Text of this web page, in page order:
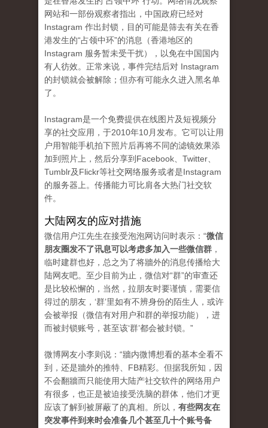
网站和一部份观察者指出，中国政府已经对
Instagram 作出封锁，目的可能是筛去有关在香
港发生的“占领中环”的消息（香港地区的
Instagram 服务暂未受干扰），以免在中国国内
有人彷效。正常来说，事件完结后对 Instagram
的封锁就会被解除；但亦有可能永久进入黑名单
了。
Instagram是一个免费提供在线图片及短视频分
享的社交应用，于2010年10月发布。它可以让用
户用智能手机拍下照片后再将不同的滤镜效果添
加到照片上，然后分享到Facebook、Twitter、
Tumblr及Flickr等社交网络服务或者是Instagram
的服务器上。传播能力可比肩各大热门社交软
件。
大陆网友的应对措施
微信用户江先生在接受泡泡网访问时表示：“微信
朋友圈发不了讯息可以考虑多加入一些微信群 ，
临时建群也好，总之为了将牆外的消息传播给大
陆网友吧。至少目前为止，微信对“群”的审查还
是比较松懈的，当然，拉朋友时要谨慎，需要信
得过的朋友，‘群’里如有不辨身份的陌生人，或许
会被举报（微信有对用户和群的举报功能），进
而被封锁账号，甚至该‘群’都会被封锁。”
微博网友小李则说：“牆内微博想看的基本全看不
到，还是牆外的推特、FB精彩。但据我所知，因
不会翻牆而只能使用大陆产社交软件的网络用户
有很多，也正是被迫接受洗脑的群体，他们才更
应该了解到被屏蔽了的真相。所以， 有些网友在
突发事件到来时会准备几个甚至几十个账号备